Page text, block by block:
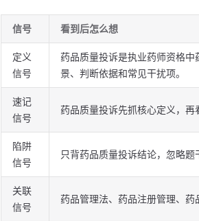
信号 看到后怎么想
定义
信号
药品质量投诉是执业药师资格
景、判断依据和常见干扰项。
速记
信号
药品质量投诉先抓核心定义，再
陷阱
信号
只背药品质量投诉结论，忽略题
关联
信号
药品管理法、药品注册管理、药